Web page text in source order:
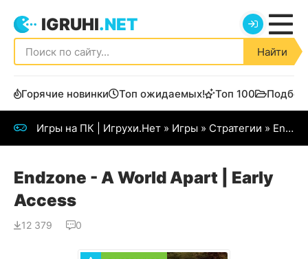
IGRUHI.NET
Найти
Горячие новинки Топ ожидаемых! Топ 100
Игры на ПК | Игрухи.Нет » Игры » Стратегии » Endzone - A World Apart
Endzone - A World Apart | Early
Access
12 379 0